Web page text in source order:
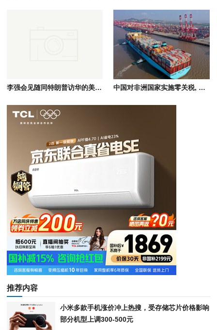
李强会见随同特朗普访华的美国工商界代表，共话中美经贸合作 中国对非洲国家实施零关税, 涵盖非洲进口农产品/矿产资源/工业品等全品类
推荐内容
小米多款手机涨价冲上热搜，受存储芯片价格影响
部分机型上调300-500元